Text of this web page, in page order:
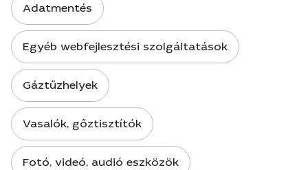
Adatmentés
Egyéb webfejlesztési szolgáltatások
Gáztűzhelyek
Vasalók, gőztisztítók
Fotó, videó, audió eszközök